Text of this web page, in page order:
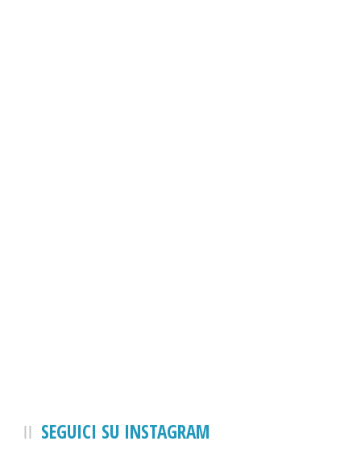
SEGUICI SU INSTAGRAM